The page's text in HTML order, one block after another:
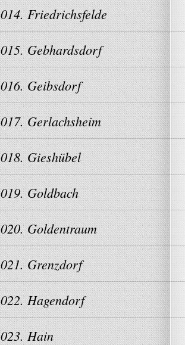
014. Friedrichsfelde
015. Gebhardsdorf
016. Geibsdorf
017. Gerlachsheim
018. Gieshübel
019. Goldbach
020. Goldentraum
021. Grenzdorf
022. Hagendorf
023. Hain